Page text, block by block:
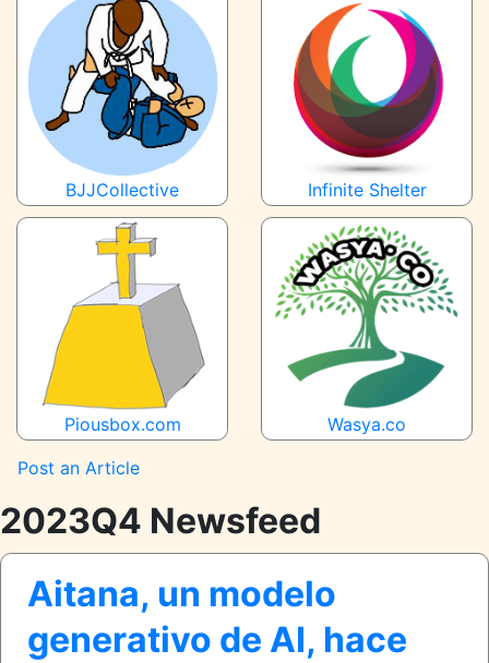
BJJCollective Infinite Shelter
Piousbox.com Wasya.co
Contributed
Actions
Post an Article
2023Q4 Newsfeed
Aitana, un modelo
generativo de AI, hace